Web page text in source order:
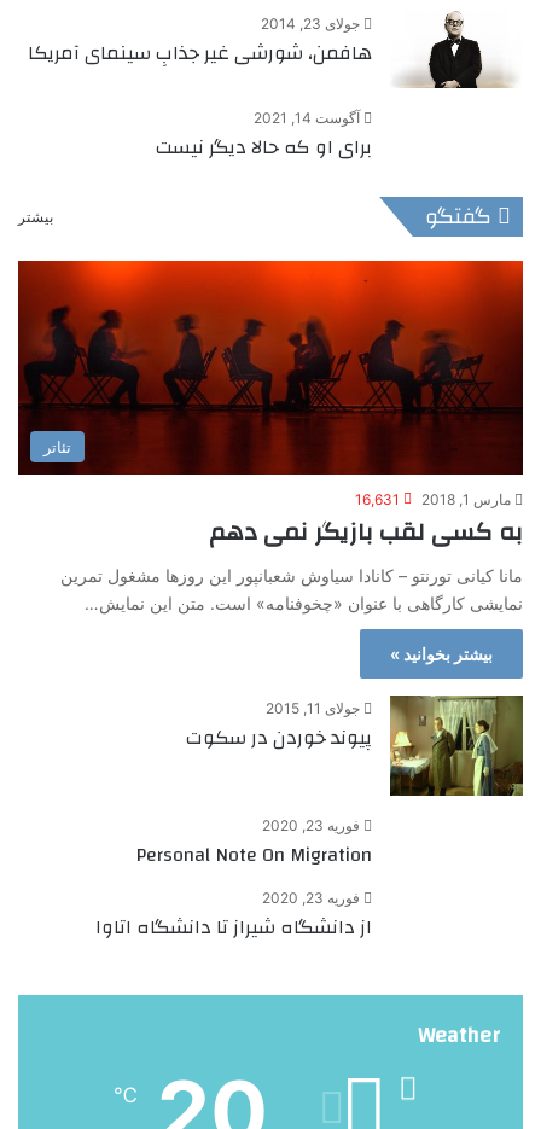
جولای 23, 2014
هافمن، شورشی غیر جذابِ سینمای آمریکا
آگوست 14, 2021
برای او که حالا دیگر نیست
گفتگو بیشتر
تئاتر
مارس 1, 2018 16,631
به کسی لقب بازیگر نمی دهم
مانا کیانی تورنتو – کانادا سیاوش شعبانپور این روزها مشغول تمرین
نمایشی کارگاهی با عنوان «چخوفنامه» است. متن این نمایش…
بیشتر بخوانید »
جولای 11, 2015
پیوند خوردن در سکوت
فوریه 23, 2020
Personal Note On Migration
فوریه 23, 2020
از دانشگاه شیراز تا دانشگاه اتاوا
Weather
℃